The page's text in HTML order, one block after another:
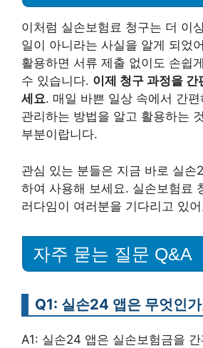
이처럼 실손보험료 청구는 더 이
일이 아니라는 사실을 알게 되었
활용하면 서류 제출 없이도 손쉽
수 있습니다. 이제 청구 과정을 간
세요. 매일 바쁜 일상 속에서 간
관리하는 방법을 알고 활용하는
부분이랍니다.
관심 있는 분들은 지금 바로 실손
하여 사용해 보세요. 실손보험료
러다임이 여러분을 기다리고 있
자주 묻는 질문 Q&A
Q1: 실손24 앱은 무엇인
A1: 실손24 앱은 실손보험금을